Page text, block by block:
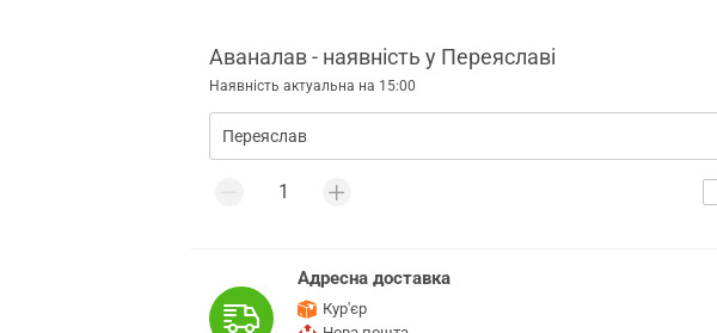
Аваналав - наявність у Переяславі
Наявність актуальна на 15:00
Адресна доставка
Кур'єр